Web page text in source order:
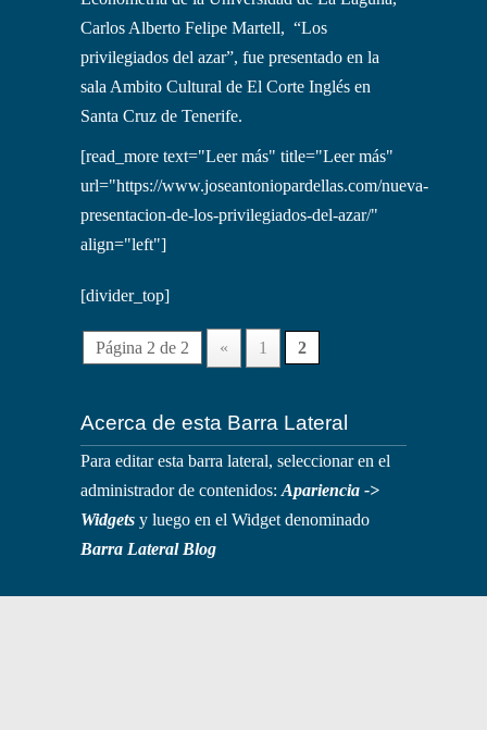
Carlos Alberto Felipe Martell, “Los
privilegiados del azar”, fue presentado en la
sala Ambito Cultural de El Corte Inglés en
Santa Cruz de Tenerife.
[read_more text="Leer más" title="Leer más"
url="https://www.joseantoniopardellas.com/nueva-
presentacion-de-los-privilegiados-del-azar/"
align="left"]
[divider_top]
Página 2 de 2 « 1 2
Acerca de esta Barra Lateral
Para editar esta barra lateral, seleccionar en el
administrador de contenidos: Apariencia ->
Widgets y luego en el Widget denominado
Barra Lateral Blog